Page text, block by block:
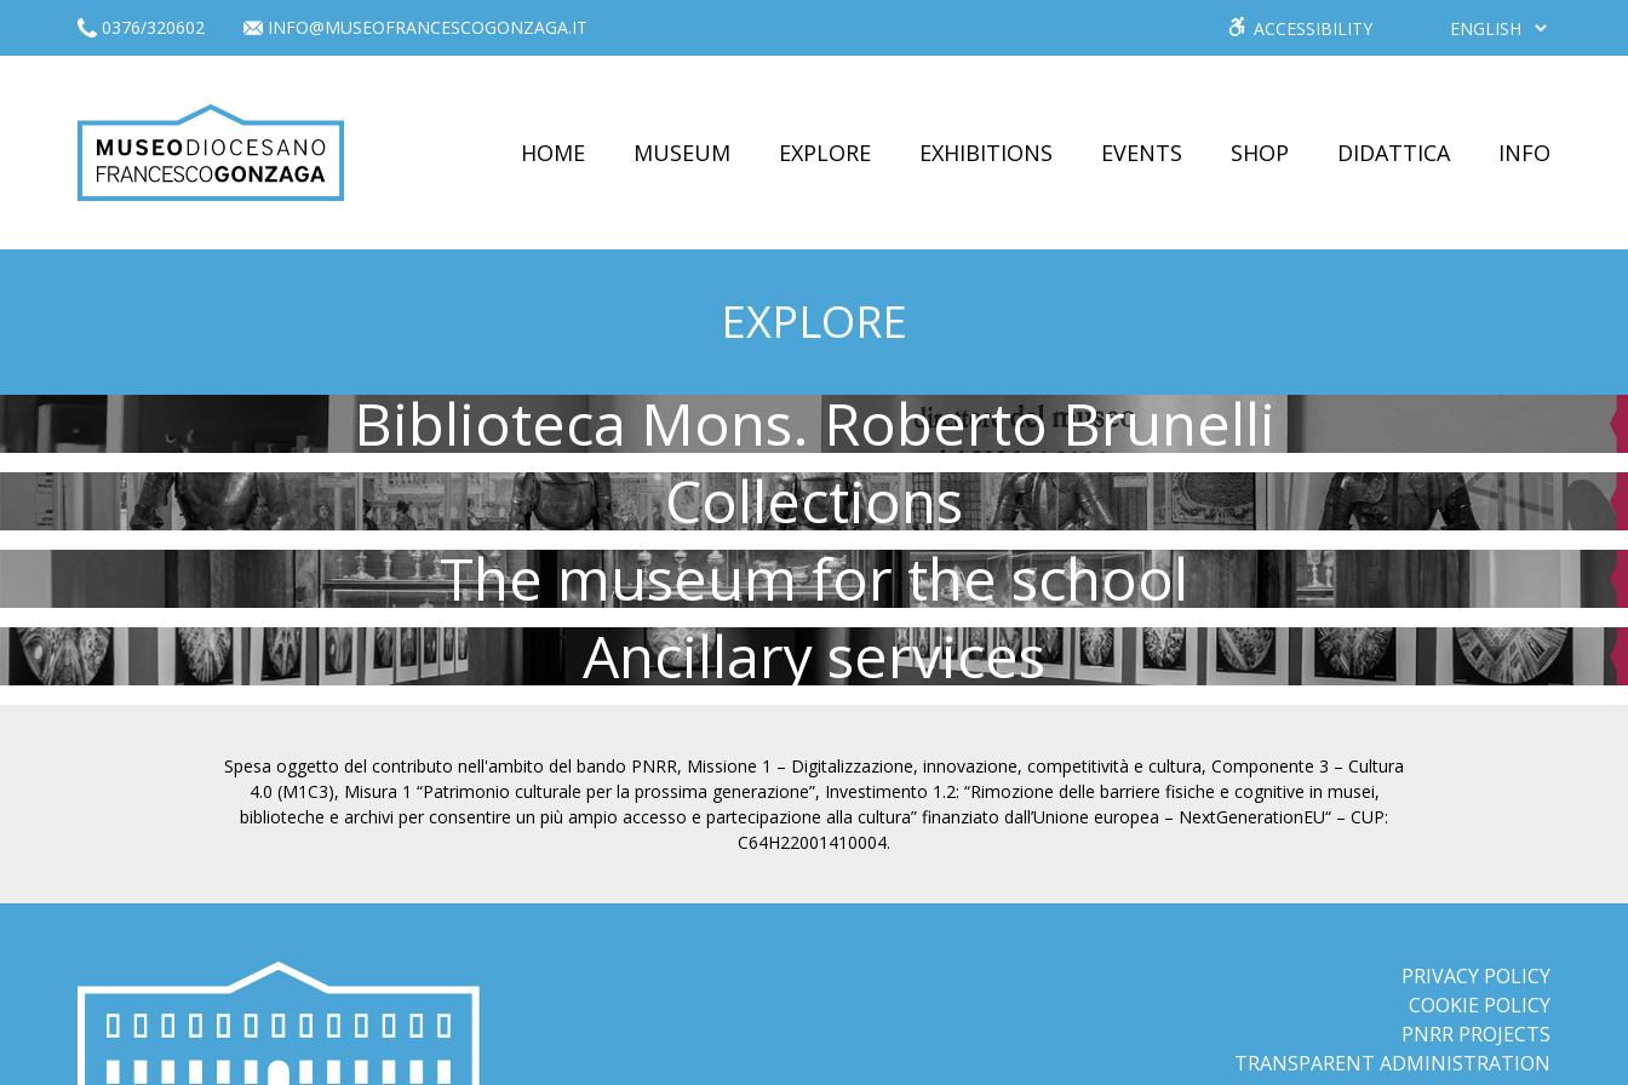
0376/320602 INFO@MUSEOFRANCESCOGONZAGA.IT ACCESSIBILITY
HOME MUSEUM EXPLORE EXHIBITIONS EVENTS SHOP DIDATTICA INFO
EXPLORE
Biblioteca Mons. Roberto Brunelli
Collections
The museum for the school
Ancillary services
Spesa oggetto del contributo nell'ambito del bando PNRR, Missione 1 – Digitalizzazione, innovazione, competitività e cultura, Componente 3 – Cultura
4.0 (M1C3), Misura 1 “Patrimonio culturale per la prossima generazione”, Investimento 1.2: “Rimozione delle barriere fisiche e cognitive in musei,
biblioteche e archivi per consentire un più ampio accesso e partecipazione alla cultura” finanziato dall’Unione europea – NextGenerationEU“ – CUP:
C64H22001410004.
PRIVACY POLICY
COOKIE POLICY
PNRR PROJECTS
TRANSPARENT ADMINISTRATION